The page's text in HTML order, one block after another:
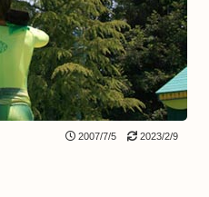
2007/7/5 2023/2/9